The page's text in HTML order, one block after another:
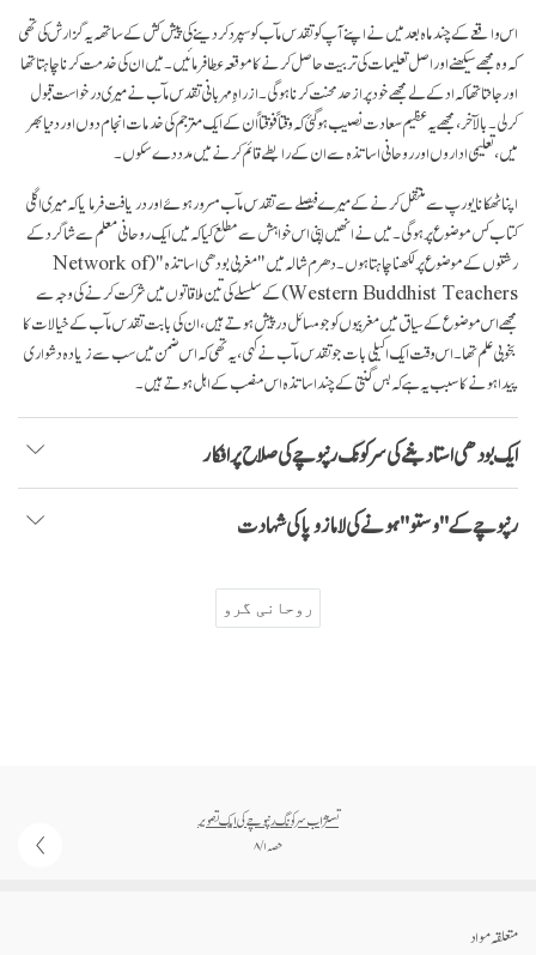
اس واقعے کے چند ماہ بعد میں نے اپنے آپ کو تقدس مآب کو سپرد کردینے کی پیش کش کے ساتھہ یہ گزارش کی تھی
کہ وہ مجھے سیکھنے اور اصل تعلیمات کی تربیت حاصل کرنے کا موقعہ عطا فرمائیں۔ میں ان کی خدمت کرنا چاہتا تھا
اور جانتا تھا کہ اد کے لےٴ مجھے خود پر از حد محنت کرنا ہو گی۔ ازراہِ مہربانی تقدس مآب نے میری درخواست قبول
کرلی۔ بالآخر، مجھے یہ عظیم سعادت نصیب ہوگئی کہ وقتاً فوقتاً ان کے ایک مترجم کی خدمات انجام دوں اور دنیا بھر
میں، تعلیمی اداروں اور روحانی اساتذہ سے ان کے رابطے قائم کرنے میں مدد دے سکوں۔
اپنا ٹھکانا یورپ سے منتقل کرنے کے میرے فیصلے سے تقدس مآب مسرور ہوئے اور دریافت فرمایا کہ میری اگلی
کتاب کس موضوع پر ہو گی۔ میں نے انھیں اپنی اس خواہش سے مطلع کیا کہ میں ایک روحانی معلم سے شاگرد کے
رشتوں کے موضوع پر لکھنا چاہتا ہوں۔ دھرم شالہ میں "مغربی بودھی اساتذہ" (Network of
Western Buddhist Teachers) کے سلسلے کی تین ملاقاتوں میں شرکت کرنے کی وجہ سے
مجھے اس موضوع کے سیاق میں مغربیوں کو جو مسائل در پیش ہوتے ہیں، ان کی بابت تقدس مآب کے خیالات کا
بخوبی علم تھا۔ اس وقت ایک اکیلی بات جو تقدس مآب نے کہی، یہ تھی کہ اس ضمن میں سب سے زیادہ دشواری
پیدا ہونے کا سبب یہ ہے کہ بس گنتی کے چند اساتذہ اس منصب کے اہل ہوتے ہیں۔
ایک بودھی استاد بننے کی سرکونگ رنپوچے کی صلاح پر افکار
رنپوچے کے "وستو" ہونے کی لاما زوپا کی شہادت
روحانی گرو
تسنژاب سرکونگ رنپوچے کی ایک تصویر
حصہ ۱ / ۸
متعلقہ مواد